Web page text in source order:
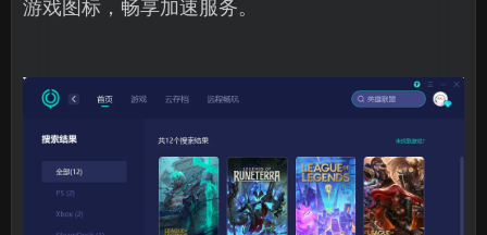
游戏图标，畅享加速服务。